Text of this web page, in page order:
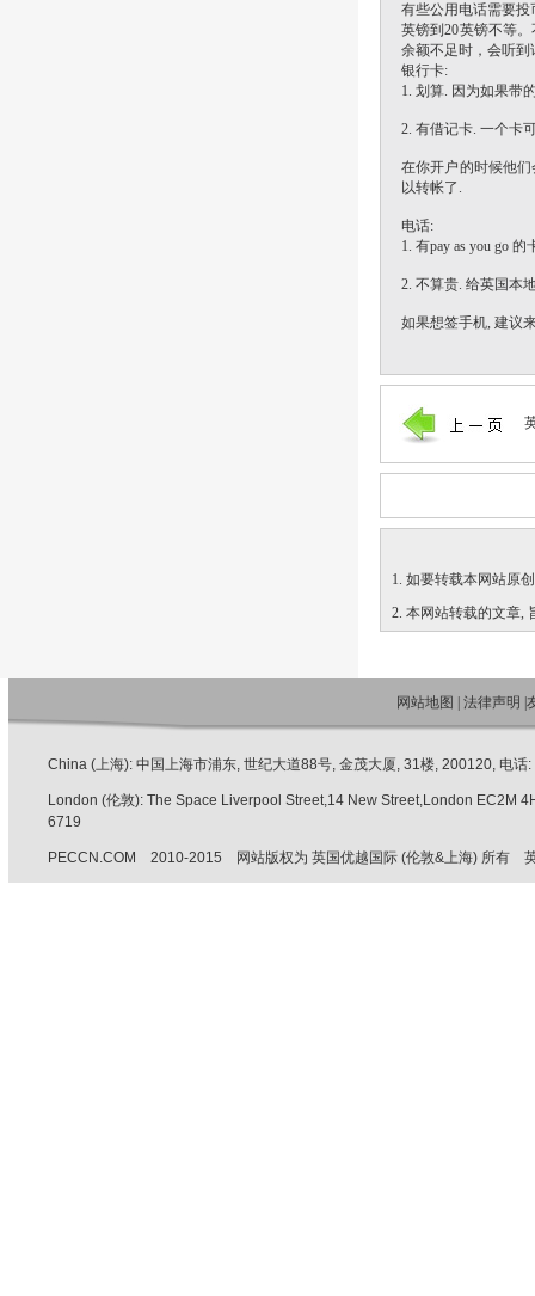
有些公用电话需要
英镑到20英镑不等
余额不足时，会听到
银行卡:
1. 划算. 因为如果带
2. 有借记卡. 一个卡
在你开户的时候他
以转帐了.
电话:
1. 有pay as you go
2. 不算贵. 给英国本
如果想签手机, 建议
1. 如要转载本网站原
2. 本网站转载的文章,
网站地图 法律声明
China (上海): 中国上海市浦东, 世纪大道88号, 金茂大厦, 31楼, 200120, 电
London (伦敦): The Space Liverpool Street,14 New Street,London EC2M
6719
PECCN.COM 2010-2015 网站版权为 英国优越国际 (伦敦&上海) 所有